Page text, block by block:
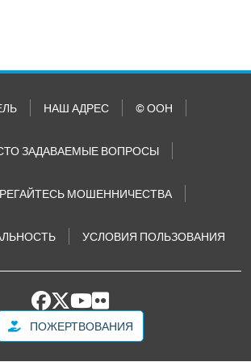
НАШ АДРЕС © ООН
ЗАДАВАЕМЫЕ ВОПРОСЫ
МОШЕННИЧЕСТВА
УСЛОВИЯ ПОЛЬЗОВАНИЯ
ПОЖЕРТВОВАНИЯ